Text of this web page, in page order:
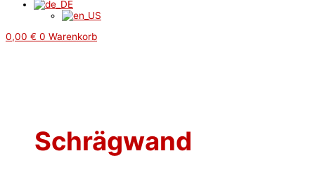
0,00 € 0 Warenkorb
Schrägwand